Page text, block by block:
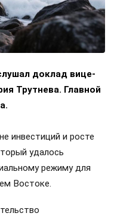
доклад вице-
Трутнева. Главной
инвестиций и росте
удалось
режиму для
Востоке.